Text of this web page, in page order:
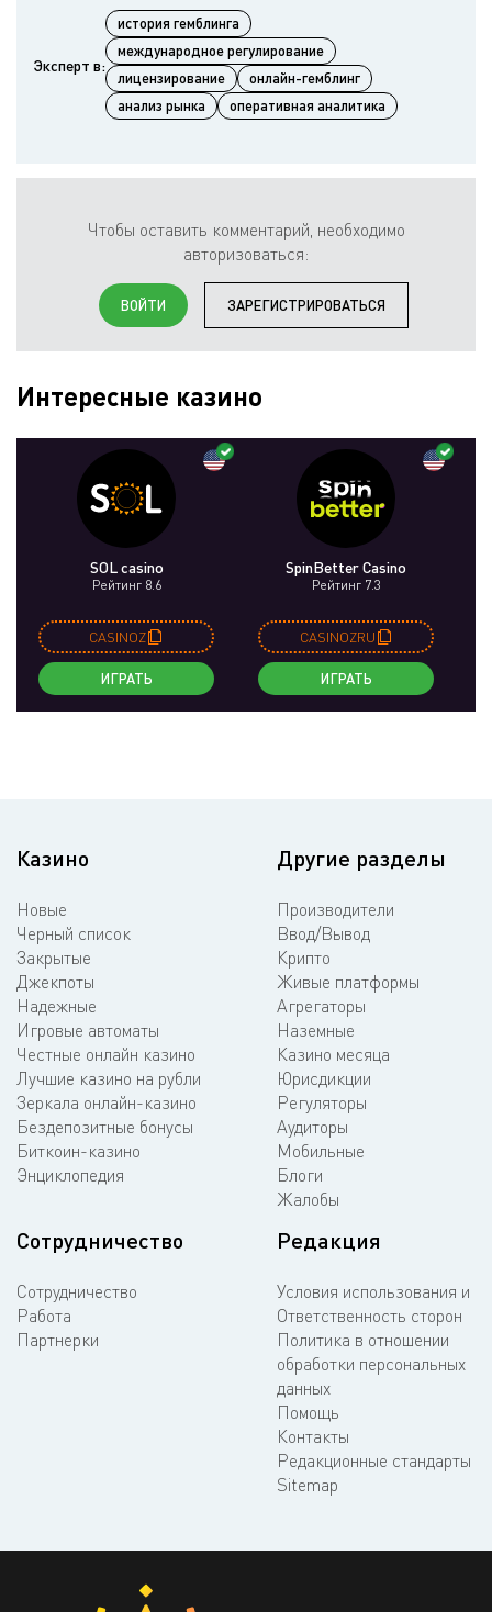
Эксперт в:
история гемблинга
международное регулирование
лицензирование
онлайн-гемблинг
анализ рынка
оперативная аналитика
Чтобы оставить комментарий, необходимо
авторизоваться:
ВОЙТИ ЗАРЕГИСТРИРОВАТЬСЯ
Интересные казино
SOL casino
Рейтинг 8.6
CASINOZ
ИГРАТЬ
SpinBetter Casino
Рейтинг 7.3
CASINOZRU
ИГРАТЬ
Казино
Новые
Черный список
Закрытые
Джекпоты
Надежные
Игровые автоматы
Честные онлайн казино
Лучшие казино на рубли
Зеркала онлайн-казино
Бездепозитные бонусы
Биткоин-казино
Энциклопедия
Другие разделы
Производители
Ввод/Вывод
Крипто
Живые платформы
Агрегаторы
Наземные
Казино месяца
Юрисдикции
Регуляторы
Аудиторы
Мобильные
Блоги
Жалобы
Сотрудничество
Сотрудничество
Работа
Партнерки
Редакция
Условия использования и
Ответственность сторон
Политика в отношении
обработки персональных
данных
Помощь
Контакты
Редакционные стандарты
Sitemap